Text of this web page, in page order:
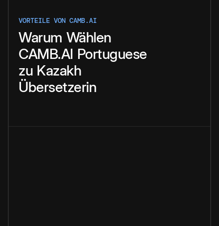
VORTEILE VON CAMB.AI
Warum Wählen
CAMB.AI Portuguese
zu Kazakh
Übersetzerin